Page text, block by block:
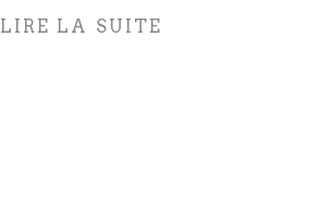
LIRE LA SUITE